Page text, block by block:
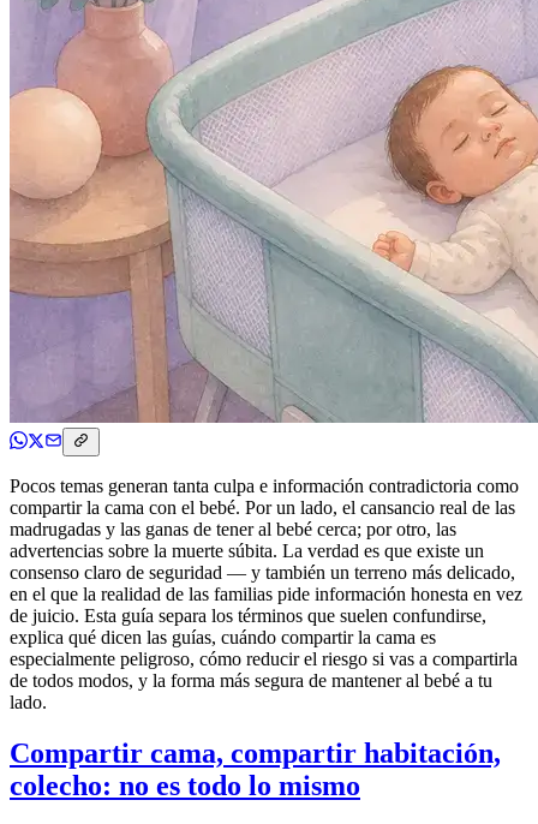
Pocos temas generan tanta culpa e información contradictoria como
compartir la cama con el bebé. Por un lado, el cansancio real de las
madrugadas y las ganas de tener al bebé cerca; por otro, las
advertencias sobre la muerte súbita. La verdad es que existe un
consenso claro de seguridad — y también un terreno más delicado,
en el que la realidad de las familias pide información honesta en vez
de juicio. Esta guía separa los términos que suelen confundirse,
explica qué dicen las guías, cuándo compartir la cama es
especialmente peligroso, cómo reducir el riesgo si vas a compartirla
de todos modos, y la forma más segura de mantener al bebé a tu
lado.
Compartir cama, compartir habitación,
colecho: no es todo lo mismo